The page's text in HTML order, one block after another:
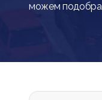
можем